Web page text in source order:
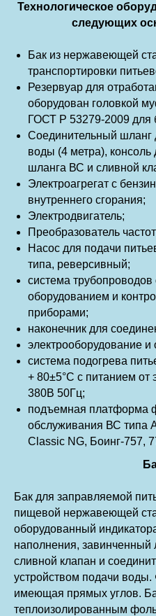
Технологическое
следующих
Бак из нержавеющей
транспортировки
Резервуар для
оборудован головкой
ГОСТ Р 53279-2009 для
Соединительный шланг
воды (4 метра), консоль
шланга ВС и сливной
Электроагрегат с
внутреннего сгорания;
Электродвигатель;
Преобразователь
Насос для подачи
типа, реверсивный;
система
оборудованием и
приборами;
наконечник для
электрооборудование
система подогрева
+ 80±5°С с питанием от
380В 50Гц;
подъемная платформа
обслуживания ВС типа
Classic NG, Боинг-757,
Бак для заправляемой
пищевой нержавеющей
оборудованный
наполнения, завинченный
сливной клапан и
устройством подачи
имеющая прямых углов.
теплоизолированным